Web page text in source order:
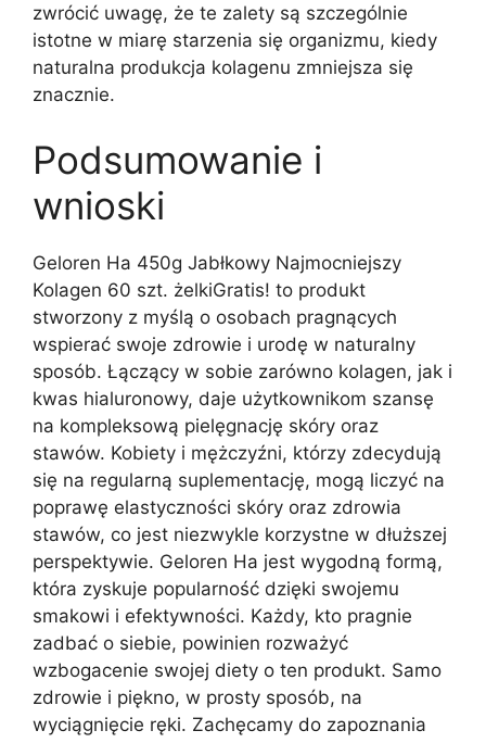
zwrócić uwagę, że te zalety są szczególnie
istotne w miarę starzenia się organizmu, kiedy
naturalna produkcja kolagenu zmniejsza się
znacznie.
Podsumowanie i
wnioski
Geloren Ha 450g Jabłkowy Najmocniejszy
Kolagen 60 szt. żelkiGratis! to produkt
stworzony z myślą o osobach pragnących
wspierać swoje zdrowie i urodę w naturalny
sposób. Łączący w sobie zarówno kolagen, jak i
kwas hialuronowy, daje użytkownikom szansę
na kompleksową pielęgnację skóry oraz
stawów. Kobiety i mężczyźni, którzy zdecydują
się na regularną suplementację, mogą liczyć na
poprawę elastyczności skóry oraz zdrowia
stawów, co jest niezwykle korzystne w dłuższej
perspektywie. Geloren Ha jest wygodną formą,
która zyskuje popularność dzięki swojemu
smakowi i efektywności. Każdy, kto pragnie
zadbać o siebie, powinien rozważyć
wzbogacenie swojej diety o ten produkt. Samo
zdrowie i piękno, w prosty sposób, na
wyciągnięcie ręki. Zachęcamy do zapoznania